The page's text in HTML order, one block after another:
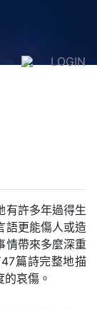
LOGIN
有許多年過得生
語更能傷人或造
情帶來多麼深重
篇詩完整地描
哀傷。